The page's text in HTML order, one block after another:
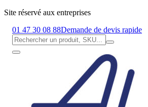
Site réservé aux entreprises
01 47 30 08 88Demande de devis rapide